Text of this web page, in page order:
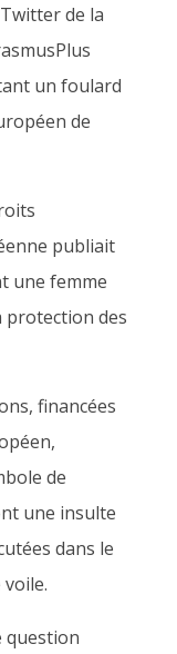
de la
un foulard
de
publiait
une femme
protection des
financées
de
une insulte
dans le
question